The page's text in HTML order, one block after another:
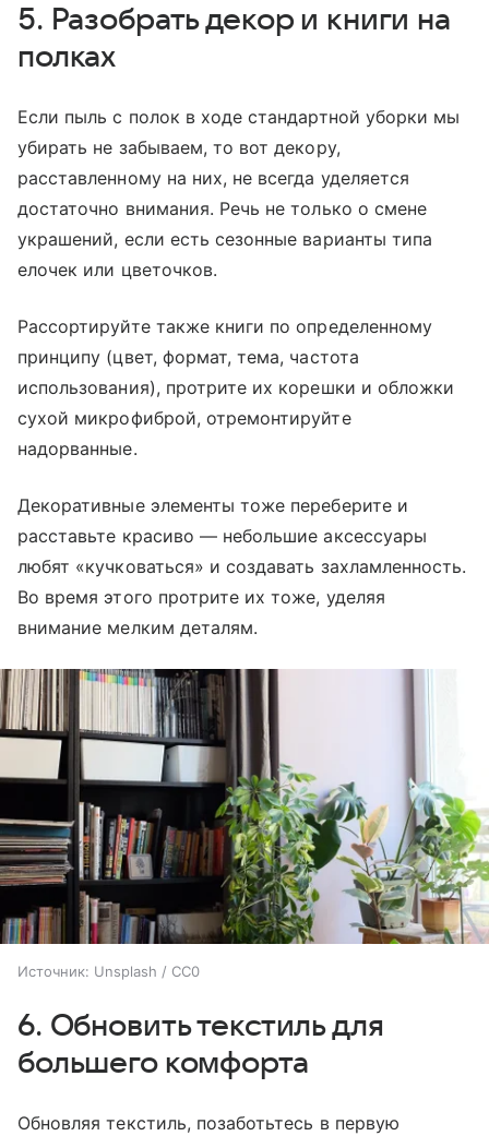
5. Разобрать декор и книги на
полках
Если пыль с полок в ходе стандартной уборки мы
убирать не забываем, то вот декору,
расставленному на них, не всегда уделяется
достаточно внимания. Речь не только о смене
украшений, если есть сезонные варианты типа
елочек или цветочков.
Рассортируйте также книги по определенному
принципу (цвет, формат, тема, частота
использования), протрите их корешки и обложки
сухой микрофиброй, отремонтируйте
надорванные.
Декоративные элементы тоже переберите и
расставьте красиво — небольшие аксессуары
любят «кучковаться» и создавать захламленность.
Во время этого протрите их тоже, уделяя
внимание мелким деталям.
Источник: Unsplash / CC0
6. Обновить текстиль для
большего комфорта
Обновляя текстиль, позаботьтесь в первую